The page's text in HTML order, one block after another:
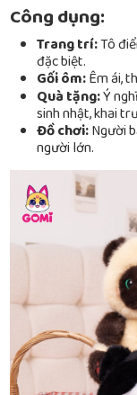
Công dụng:
Trang trí:Tô
đặc biệt.
Gối ôm:Êm ái,
Quà tặng:Ý
sinh nhật, khai
Đồ chơi:Người
người lớn.